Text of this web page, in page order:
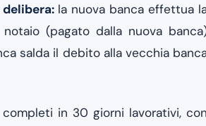
delibera:la nuova banca effettua
(pagato dalla nuova
salda il debito alla vecchia
in 30 giorni lavorativi, con